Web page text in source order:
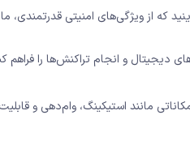
که از ویژگی‌های امنیتی قدرتمندی،
دیجیتال و انجام تراکنش‌ها را فراهم
مانند استیکینگ، وام‌دهی و